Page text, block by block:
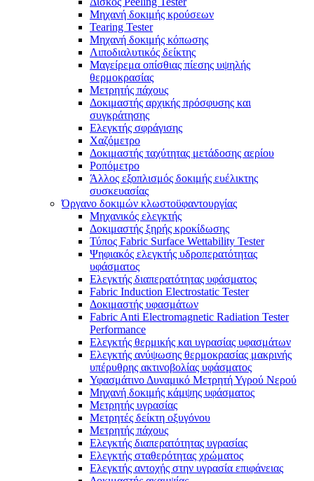
Μηχανή δοκιμής κρούσεων
Tearing Tester
Μηχανή δοκιμής κόπωσης
Λιποδιαλυτικός δείκτης
Μαγείρεμα οπίσθιας πίεσης υψηλής
θερμοκρασίας
Μετρητής πάχους
Δοκιμαστής αρχικής πρόσφυσης και
συγκράτησης
Ελεγκτής σφράγισης
Χαζόμετρο
Δοκιμαστής ταχύτητας μετάδοσης αερίου
Ροπόμετρο
Άλλος εξοπλισμός δοκιμής ευέλικτης
συσκευασίας
Όργανο δοκιμών κλωστοϋφαντουργίας
Μηχανικός ελεγκτής
Δοκιμαστής ξηρής κροκίδωσης
Τύπος Fabric Surface Wettability Tester
Ψηφιακός ελεγκτής υδροπερατότητας
υφάσματος
Ελεγκτής διαπερατότητας υφάσματος
Fabric Induction Electrostatic Tester
Δοκιμαστής υφασμάτων
Fabric Anti Electromagnetic Radiation Tester
Performance
Ελεγκτής θερμικής και υγρασίας υφασμάτων
Ελεγκτής ανύψωσης θερμοκρασίας μακρινής
υπέρυθρης ακτινοβολίας υφάσματος
Υφασμάτινο Δυναμικό Μετρητή Υγρού Νερού
Μηχανή δοκιμής κάμψης υφάσματος
Μετρητής υγρασίας
Μετρητές δείκτη οξυγόνου
Μετρητής πάχους
Ελεγκτής διαπερατότητας υγρασίας
Ελεγκτής σταθερότητας χρώματος
Ελεγκτής αντοχής στην υγρασία επιφάνειας